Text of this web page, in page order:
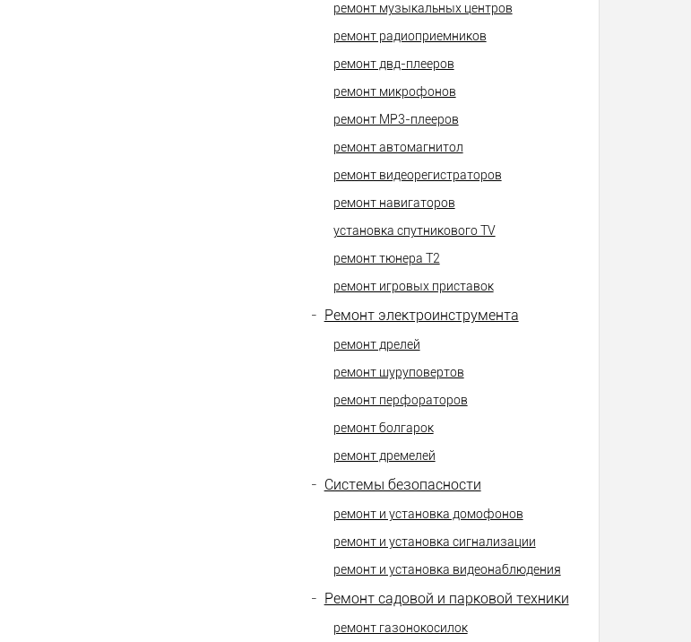
ремонт музыкальных центров
ремонт радиоприемников
ремонт двд-плееров
ремонт микрофонов
ремонт МР3-плееров
ремонт автомагнитол
ремонт видеорегистраторов
ремонт навигаторов
установка спутникового TV
ремонт тюнера Т2
ремонт игровых приставок
- Ремонт электроинструмента
ремонт дрелей
ремонт шуруповертов
ремонт перфораторов
ремонт болгарок
ремонт дремелей
- Системы безопасности
ремонт и установка домофонов
ремонт и установка сигнализации
ремонт и установка видеонаблюдения
- Ремонт садовой и парковой техники
ремонт газонокосилок